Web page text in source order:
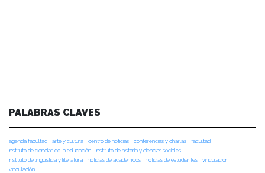
PALABRAS CLAVES
agenda facultad arte y cultura centro de noticias conferencias y charlas
facultad
instituto de ciencias de la educación
instituto de historia y ciencias sociales
instituto de lingüística y literatura
noticias de académicos noticias de estudiantes
vinculacion
vinculación